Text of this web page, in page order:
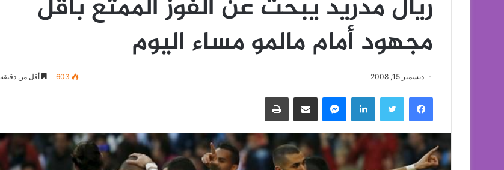
ريال مدريد يبحث عن الفوز الممتع بأقل
مجهود أمام مالمو مساء اليوم
ديسمبر 15, 2008 603 أقل من دقيقة
فيسبوك تويتر لينكدإن ماسنجر مشاركة عبر البريد طباعة